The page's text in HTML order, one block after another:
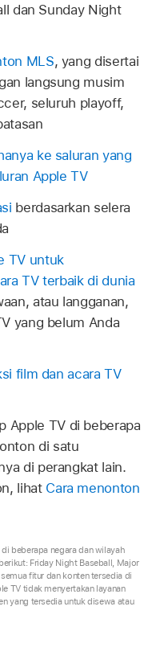
dan Sunday Night
MLS, yang disertai
langsung musim
seluruh playoff,
ke saluran yang
Apple TV
berdasarkan selera
TV untuk
TV terbaik di dunia
atau langganan,
yang belum Anda
film dan acara TV
Apple TV di beberapa
di satu
di perangkat lain.
lihat Cara menonton
beberapa negara dan wilayah
Friday Night Baseball, Major
fitur dan konten tersedia di
TV tidak menyertakan layanan
yang tersedia untuk disewa atau